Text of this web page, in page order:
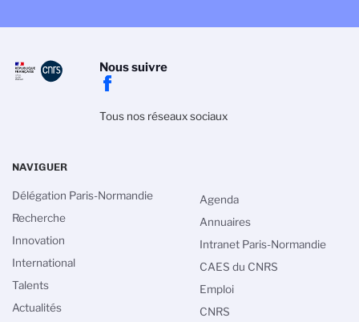
Gestion des cookies
Nous suivre
Tous nos réseaux sociaux
NAVIGUER
Délégation Paris-Normandie
Recherche
Innovation
International
Talents
Actualités
Agenda
Annuaires
Intranet Paris-Normandie
CAES du CNRS
Emploi
CNRS